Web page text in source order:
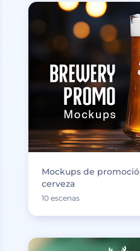
Mockups de
cerveza
10 escenas